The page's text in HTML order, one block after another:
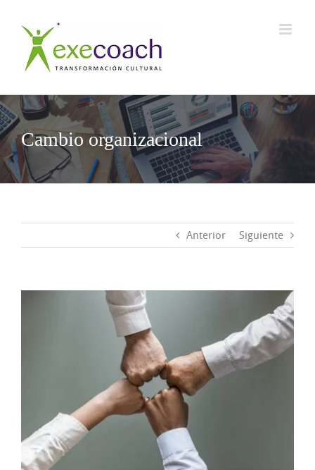
contenido
Cambio organizacional
Anterior Siguiente